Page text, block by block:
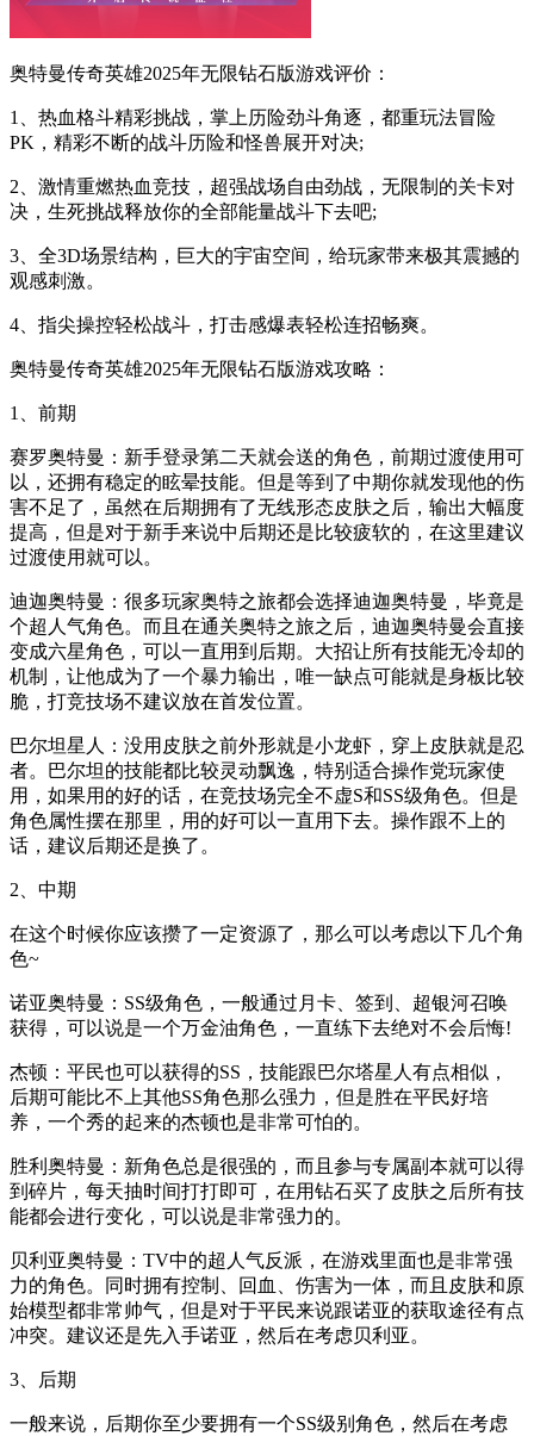
奥特曼传奇英雄2025年无限钻石版游戏评价：
1、热血格斗精彩挑战，掌上历险劲斗角逐，都重玩法冒险
PK，精彩不断的战斗历险和怪兽展开对决;
2、激情重燃热血竞技，超强战场自由劲战，无限制的关卡对
决，生死挑战释放你的全部能量战斗下去吧;
3、全3D场景结构，巨大的宇宙空间，给玩家带来极其震撼的
观感刺激。
4、指尖操控轻松战斗，打击感爆表轻松连招畅爽。
奥特曼传奇英雄2025年无限钻石版游戏攻略：
1、前期
赛罗奥特曼：新手登录第二天就会送的角色，前期过渡使用可
以，还拥有稳定的眩晕技能。但是等到了中期你就发现他的伤
害不足了，虽然在后期拥有了无线形态皮肤之后，输出大幅度
提高，但是对于新手来说中后期还是比较疲软的，在这里建议
过渡使用就可以。
迪迦奥特曼：很多玩家奥特之旅都会选择迪迦奥特曼，毕竟是
个超人气角色。而且在通关奥特之旅之后，迪迦奥特曼会直接
变成六星角色，可以一直用到后期。大招让所有技能无冷却的
机制，让他成为了一个暴力输出，唯一缺点可能就是身板比较
脆，打竞技场不建议放在首发位置。
巴尔坦星人：没用皮肤之前外形就是小龙虾，穿上皮肤就是忍
者。巴尔坦的技能都比较灵动飘逸，特别适合操作党玩家使
用，如果用的好的话，在竞技场完全不虚S和SS级角色。但是
角色属性摆在那里，用的好可以一直用下去。操作跟不上的
话，建议后期还是换了。
2、中期
在这个时候你应该攒了一定资源了，那么可以考虑以下几个角
色~
诺亚奥特曼：SS级角色，一般通过月卡、签到、超银河召唤
获得，可以说是一个万金油角色，一直练下去绝对不会后悔!
杰顿：平民也可以获得的SS，技能跟巴尔塔星人有点相似，
后期可能比不上其他SS角色那么强力，但是胜在平民好培
养，一个秀的起来的杰顿也是非常可怕的。
胜利奥特曼：新角色总是很强的，而且参与专属副本就可以得
到碎片，每天抽时间打打即可，在用钻石买了皮肤之后所有技
能都会进行变化，可以说是非常强力的。
贝利亚奥特曼：TV中的超人气反派，在游戏里面也是非常强
力的角色。同时拥有控制、回血、伤害为一体，而且皮肤和原
始模型都非常帅气，但是对于平民来说跟诺亚的获取途径有点
冲突。建议还是先入手诺亚，然后在考虑贝利亚。
3、后期
一般来说，后期你至少要拥有一个SS级别角色，然后在考虑